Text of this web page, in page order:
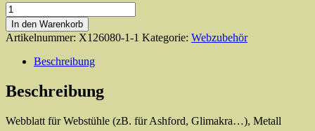
Glimakra
Reet/Webblatt
30/10
40
10,0
cm
Menge
In den Warenkorb
Artikelnummer: X126080-1-1 Kategorie: Webzubehör
Beschreibung
Beschreibung
Webblatt für Webstühle (zB. für Ashford, Glimakra…), Metall